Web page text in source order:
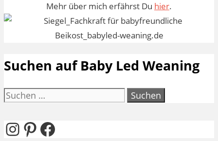
Mehr über mich erfährst Du hier.
Suchen auf Baby Led Weaning
Suchen
Instagram
Pinterest
Facebook